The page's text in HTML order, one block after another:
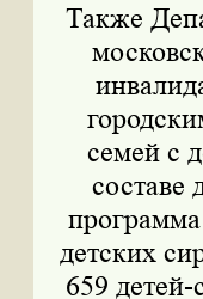
Также
семей с
составе
детских
659